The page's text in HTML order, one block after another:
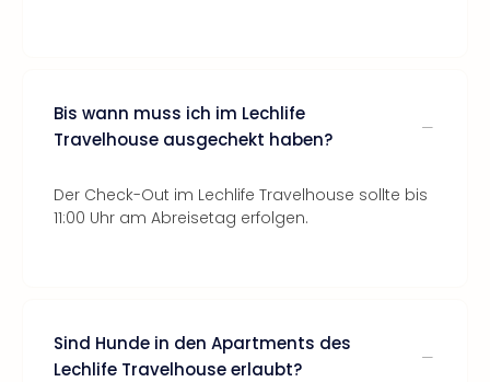
Bis wann muss ich im Lechlife
Travelhouse ausgechekt haben?
Der Check-Out im Lechlife Travelhouse sollte bis
11:00 Uhr am Abreisetag erfolgen.
Sind Hunde in den Apartments des
Lechlife Travelhouse erlaubt?